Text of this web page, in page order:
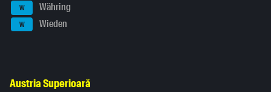
W Währing
W Wieden
Austria Superioară